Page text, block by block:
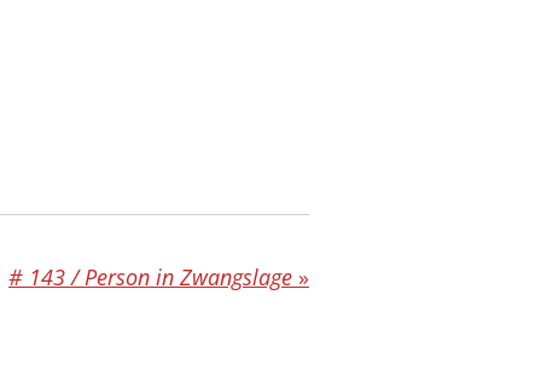
# 143 / Person in Zwangslage »